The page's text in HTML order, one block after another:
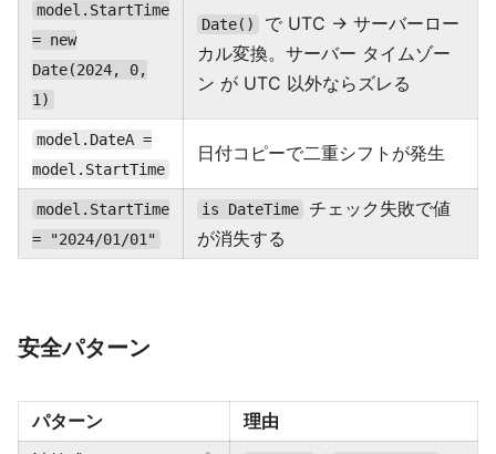
model.StartTime
= new
Date(2024, 0,
1)
Date()
で UTC → サーバーロー
カル変換。サーバー タイムゾー
ン が UTC 以外ならズレる
model.DateA =
model.StartTime
日付コピーで二重シフトが発生
model.StartTime
= "2024/01/01"
is DateTime チェック失敗で値
が消失する
安全パターン
パターン
理由